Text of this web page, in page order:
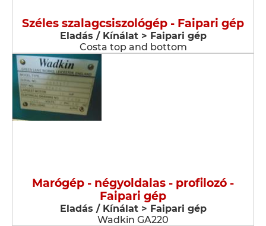
Széles szalagcsiszológép - Faipari gép
Eladás / Kínálat > Faipari gép
Costa top and bottom
Marógép - négyoldalas - profilozó -
Faipari gép
Eladás / Kínálat > Faipari gép
Wadkin GA220